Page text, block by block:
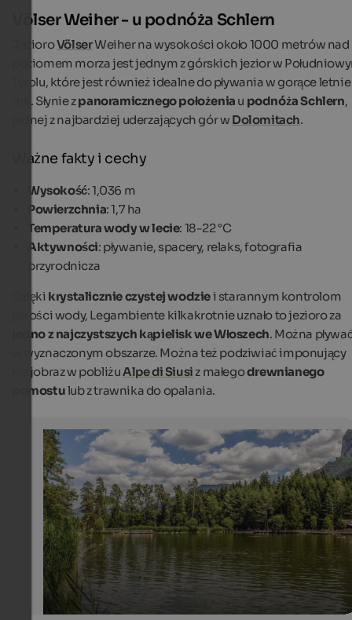
Lake Völs am Schlern
The picturesque swimming lake in Völs am Schlern is
perfect for cosy tours with rawboats.
Internet Consulting - Fabian Auer
Völser Weiher - u podnóża Schlern
JezioroVölserWeiher na wysokości około 1000 metrów nad
poziomem morza jest jednym z górskich jezior w
Tyrolu, które jest również idealne do pływania w gorące letnie
dni. Słynie zpanoramicznego położenia u podnóża Schlern,
jednej z najbardziej uderzających gór w Dolomitach.
Ważne fakty i cechy
Wysokość: 1,036 m
Powierzchnia: 1,7 ha
Temperatura wody w lecie: 18-22 °C
Aktywności: pływanie, spacery, relaks, fotografia
przyrodnicza
Dzięki krystalicznie czystej wodziei starannym kontrolom
jakości wody, Legambiente kilkakrotnie uznało to jezioro za
jedno z najczystszych kąpielisk we Włoszech. Można
w wyznaczonym obszarze. Można też podziwiać imponujący
krajobraz w pobliżu Alpe di Siusi z małegodrewnianego
pomostulub z trawnika do opalania.